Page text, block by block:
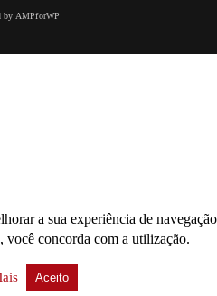
by AMPforWP
a sua experiência de
você concorda com a utilização.
Aceito